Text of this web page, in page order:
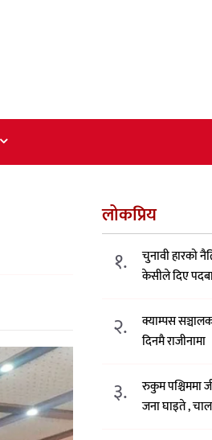
लोकप्रिय
१.
चुनावी हारको
केसीले दिए
२.
क्याम्पस
दिनमै राजीनामा
३.
रुकुम पश्चिममा
जना घाइते ,